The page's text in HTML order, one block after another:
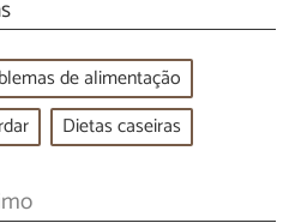
de alimentação
Dietas caseiras